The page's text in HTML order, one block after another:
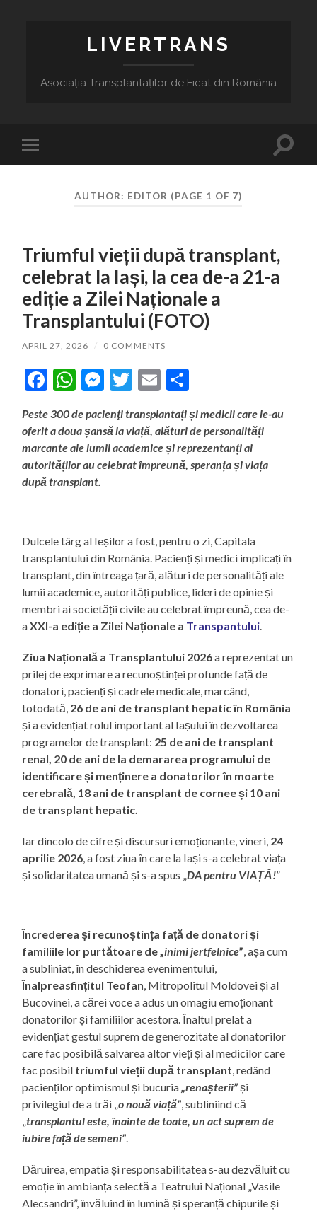
LIVERTRANS
Asociația Transplantaților de Ficat din România
Toggle
mobile
Toggle
AUTHOR: EDITOR (PAGE 1 OF 7)
Triumful vieții după transplant,
celebrat la Iași, la cea de-a 21-a
ediție a Zilei Naționale a
Transplantului (FOTO)
APRIL 27, 2026 / 0 COMMENTS
Facebook
WhatsApp
Messenger
Twitter
Email
Peste 300 de pacienţi transplantați și medicii care le-au
oferit a doua șansă la viață, alături depersonalități
marcante ale lumii academice și reprezentanți ai
autorităților au celebrat împreună, speranța și viața
după transplant.
Dulcele târg al Ieșilor a fost, pentru o zi, Capitala
transplantului din România. Pacienți și medici implicați în
transplant, din întreaga țară, alături de personalități ale
lumii academice, autorități publice, lideri de opinie și
membri ai societății civile au celebrat împreună, cea de-
aXXI-a ediție a Zilei Naționale a Transpantului.
Ziua Națională a Transplantului 2026a reprezentat un
prilej de exprimare a recunoștinței profunde față de
donatori, pacienți și cadrele medicale, marcând,
totodată, 26 de ani de transplant hepatic în România
și a evidențiat rolul important al Iașului în dezvoltarea
programelor de transplant: 25 de ani de transplant
renal, 20 de ani de la demararea programului de
identificare și menținere a donatorilor în moarte
cerebrală, 18 ani de transplant de cornee și 10 ani
de transplant hepatic.
Iar dincolo de cifre și discursuri emoționante, vineri, 24
aprilie 2026, a fost ziua în care la Iași s-a celebrat viața
și solidaritatea umană și s-a spus „DA pentru VIAȚĂ!”
Încrederea și recunoștința față de donatori și
familiile lor purtătoare de „inimi jertfelnice”, așa cum
a subliniat, în deschiderea evenimentului,
Înalpreasfințitul Teofan, Mitropolitul Moldovei și al
Bucovinei, a cărei voce a adus un omagiu emoționant
donatorilor și familiilor acestora. Înaltul prelat a
evidențiat gestul suprem de generozitate al donatorilor
care fac posibilă salvarea altor vieți și al medicilor care
fac posibil triumful vieții după transplant, redând
pacienților optimismul și bucuria„renașterii”și
privilegiul de a trăi „o nouă viață”, subliniind că
„transplantul este, înainte de toate, un act suprem de
iubire față de semeni”.
Dăruirea, empatia și responsabilitatea s-au dezvăluit cu
emoție în ambianța selectă a Teatrului Național „Vasile
Alecsandri”, învăluind în lumină și speranță chipurile și